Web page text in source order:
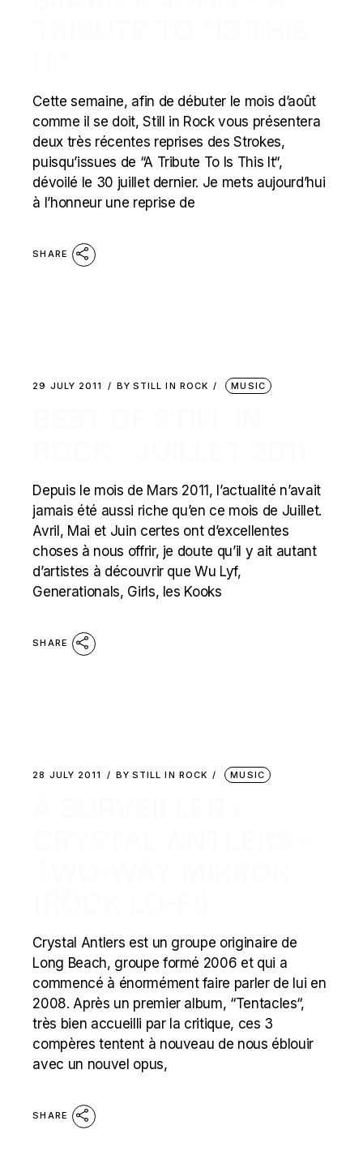
Cette semaine, afin de débuter le mois d’août
comme il se doit, Still in Rock vous présentera
deux très récentes reprises des Strokes,
puisqu’issues de “A Tribute To Is This It“,
dévoilé le 30 juillet dernier. Je mets aujourd’hui
à l’honneur une reprise de
SHARE
29 JULY 2011 BY STILL IN ROCK MUSIC
Depuis le mois de Mars 2011, l’actualité n’avait
jamais été aussi riche qu’en ce mois de Juillet.
Avril, Mai et Juin certes ont d’excellentes
choses à nous offrir, je doute qu’il y ait autant
d’artistes à découvrir que Wu Lyf,
Generationals, Girls, les Kooks
SHARE
28 JULY 2011 BY STILL IN ROCK MUSIC
Crystal Antlers est un groupe originaire de
Long Beach, groupe formé 2006 et qui a
commencé à énormément faire parler de lui en
2008. Après un premier album, “Tentacles“,
très bien accueilli par la critique, ces 3
compères tentent à nouveau de nous éblouir
avec un nouvel opus,
SHARE